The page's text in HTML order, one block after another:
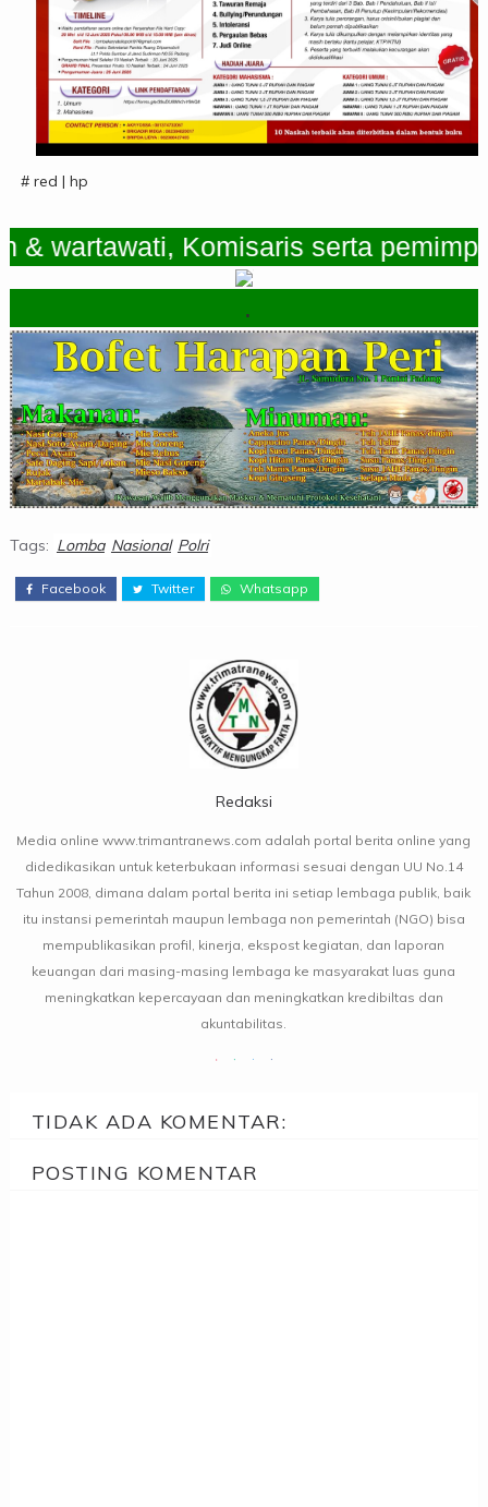
# red | hp
Komisaris serta pemimpin
Tags: Lomba Nasional Polri
Facebook Twitter Whatsapp
Redaksi
Media online www.trimantranews.com adalah portal berita online yang
didedikasikan untuk keterbukaan informasi sesuai dengan UU No.14
Tahun 2008, dimana dalam portal berita ini setiap lembaga publik, baik
itu instansi pemerintah maupun lembaga non pemerintah (NGO) bisa
mempublikasikan profil, kinerja, ekspost kegiatan, dan laporan
keuangan dari masing-masing lembaga ke masyarakat luas guna
meningkatkan kepercayaan dan meningkatkan kredibiltas dan
akuntabilitas.
TIDAK ADA KOMENTAR:
POSTING KOMENTAR